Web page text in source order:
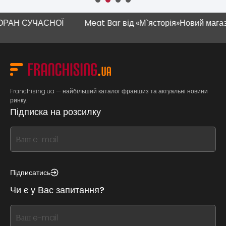
СУЧАСНОЇ Meat Bar від «М`ясторія»Новий магазин
Franchising.ua — найбільший каталог франшиз та актуальні новини
ринку.
Підписка на розсилку
If
you
this,
this
form
field
Підписатись
Чи є у Вас запитання?
If
you